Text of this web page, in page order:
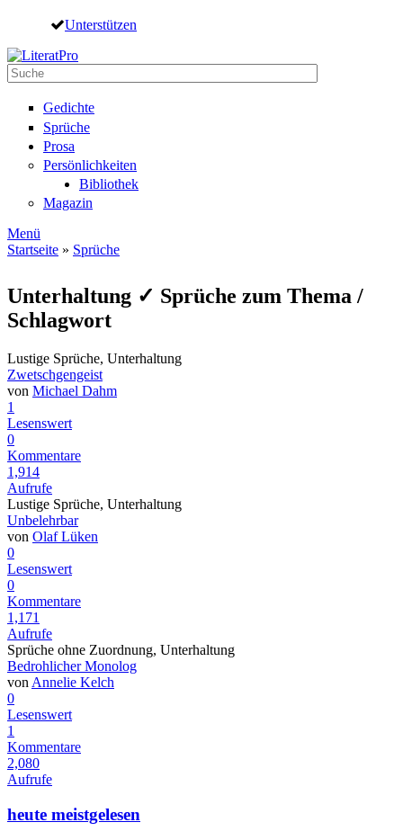
Direkt zum Inhalt
Unterstützen
Suche
Gedichte
Sprüche
Prosa
Persönlichkeiten
Bibliothek
Magazin
Menü
Startseite » Sprüche
Unterhaltung ✓ Sprüche zum Thema /
Schlagwort
Lustige Sprüche, Unterhaltung
Zwetschgengeist
von Michael Dahm
1
Lesenswert
0
Kommentare
1,914
Aufrufe
Lustige Sprüche, Unterhaltung
Unbelehrbar
von Olaf Lüken
0
Lesenswert
0
Kommentare
1,171
Aufrufe
Sprüche ohne Zuordnung, Unterhaltung
Bedrohlicher Monolog
von Annelie Kelch
0
Lesenswert
1
Kommentare
2,080
Aufrufe
heute meistgelesen